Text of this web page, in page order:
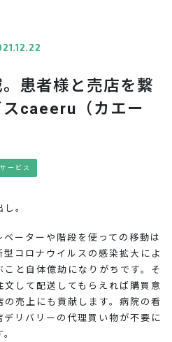
224
い合わせ
患者様と売店を繋
caeeru（カエー
サービス
。
ーターや階段を使っての移動は
コロナウイルスの感染拡大によ
と自体億劫になりがちです。そ
して配送してもらえれば購買意
売上にも貢献します。病院の看
リバリーの代理買い物が不要に